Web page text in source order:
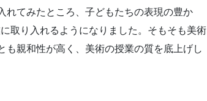
れてみたところ、子どもたちの表現の豊か
取り入れるようになりました。そもそも美術
親和性が高く、美術の授業の質を底上げし